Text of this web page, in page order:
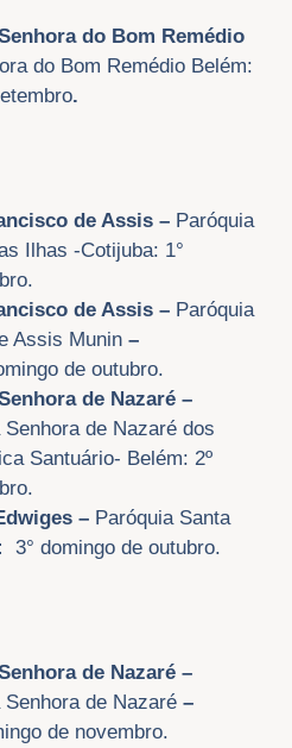
do Bom Remédio
do Bom Remédio Belém:
.
de Assis– Paróquia
Ilhas -Cotijuba: 1°
de Assis – Paróquia
Assis Munin–
de outubro.
de Nazaré –
Senhora de Nazaré dos
Santuário- Belém: 2º
– Paróquia Santa
3° domingo de outubro.
de Nazaré –
Senhora de Nazaré–
de novembro.